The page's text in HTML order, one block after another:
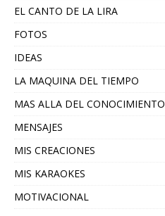
EL CANTO DE LA LIRA
FOTOS
IDEAS
LA MAQUINA DEL TIEMPO
MAS ALLA DEL CONOCIMIENTO
MENSAJES
MIS CREACIONES
MIS KARAOKES
MOTIVACIONAL